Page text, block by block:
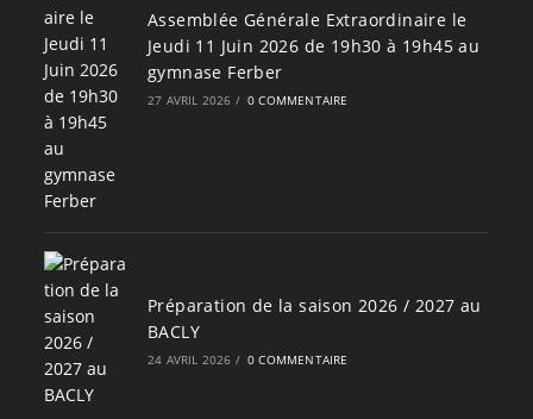
Assemblée Générale Extraordinaire le
Jeudi 11 Juin 2026 de 19h30 à 19h45 au
gymnase Ferber
27 AVRIL 2026 / 0 COMMENTAIRE
Préparation de la saison 2026 / 2027 au
BACLY
24 AVRIL 2026 / 0 COMMENTAIRE